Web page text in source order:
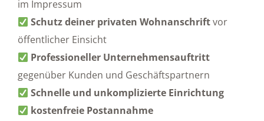
im Impressum
Schutz deiner privaten Wohnanschriftvor
öffentlicher Einsicht
Professioneller Unternehmensauftritt
gegenüber Kunden und Geschäftspartnern
Schnelle und unkomplizierte Einrichtung
kostenfreie Postannahme